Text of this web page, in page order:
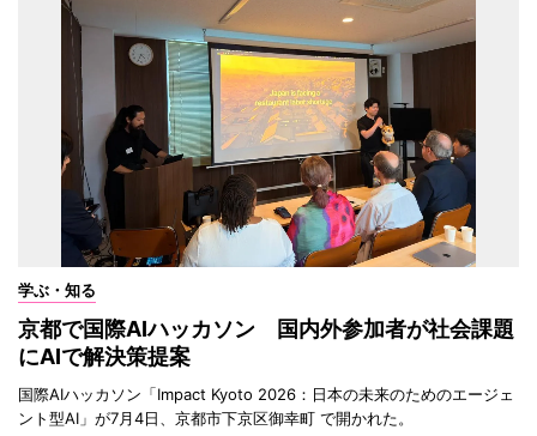
学ぶ・知る
京都で国際AIハッカソン 国内外参加者が社会課題
にAIで解決策提案
国際AIハッカソン「Impact Kyoto 2026：日本の未来のためのエージェ
ント型AI」が7月4日、京都市下京区御幸町 で開かれた。